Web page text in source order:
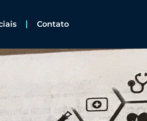
Contato